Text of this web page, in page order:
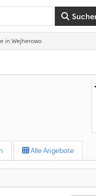
in Wejherowo
Alle Angebote